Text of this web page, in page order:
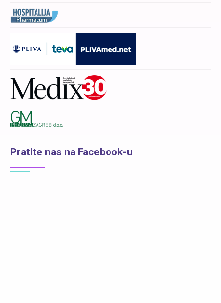
Pratite nas na Facebook-u